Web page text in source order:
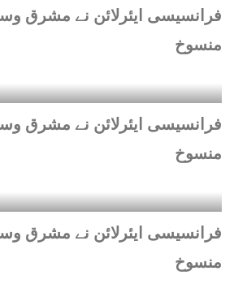
فرانسیسی ایئرلائن نے مشرق
منسوخ
فرانسیسی ایئرلائن نے مشرق
منسوخ
فرانسیسی ایئرلائن نے مشرق
منسوخ